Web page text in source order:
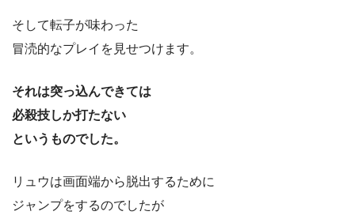
そして転子が味わった
冒涜的なプレイを見せつけます。
それは突っ込んできては
必殺技しか打たない
というものでした。
リュウは画面端から脱出するために
ジャンプをするのでしたが